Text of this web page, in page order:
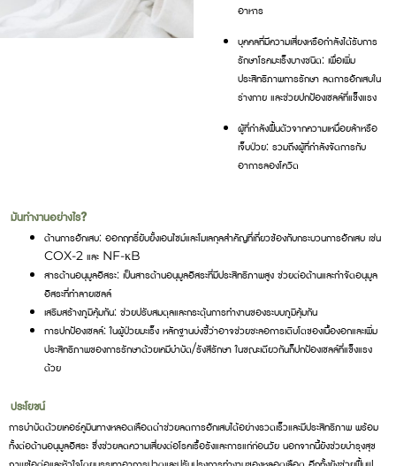
อาหาร
บุคคลที่มีความเสี่ยงหรือกำลังได้รับการ
รักษาโรคมะเร็งบางชนิด: เพื่อเพิ่ม
ประสิทธิภาพการรักษา ลดการอักเสบใน
ร่างกาย และช่วยปกป้องเซลล์ที่แข็งแรง
ผู้ที่กำลังฟื้นตัวจากความเหนื่อยล้าหรือ
เจ็บป่วย: รวมถึงผู้ที่กำลังจัดการกับ
อาการลองโควิด
มันทำงานอย่างไร?
ต้านการอักเสบ: ออกฤทธิ์ยับยั้งเอนไซม์และโมเลกุลสำคัญที่เกี่ยวข้องกับกระบวนการอักเสบ เช่น
COX-2 และ NF-κB
สารต้านอนุมูลอิสระ: เป็นสารต้านอนุมูลอิสระที่มีประสิทธิภาพสูง ช่วยต่อต้านและกำจัดอนุมูล
อิสระที่ทำลายเซลล์
เสริมสร้างภูมิคุ้มกัน: ช่วยปรับสมดุลและกระตุ้นการทำงานของระบบภูมิคุ้มกัน
การปกป้องเซลล์: ในผู้ป่วยมะเร็ง หลักฐานบ่งชี้ว่าอาจช่วยชะลอการเติบโตของเนื้องอกและเพิ่ม
ประสิทธิภาพของการรักษาด้วยเคมีบำบัด/รังสีรักษา ในขณะเดียวกันก็ปกป้องเซลล์ที่แข็งแรง
ด้วย
ประโยชน์
การบำบัดด้วยเคอร์คูมินทางหลอดเลือดดำช่วยลดการอักเสบได้อย่างรวดเร็วและมีประสิทธิภาพ พร้อม
ทั้งต่อต้านอนุมูลอิสระ ซึ่งช่วยลดความเสี่ยงต่อโรคเรื้อรังและการแก่ก่อนวัย นอกจากนี้ยังช่วยบำรุงสุข